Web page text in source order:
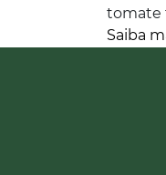
tomate
Saiba